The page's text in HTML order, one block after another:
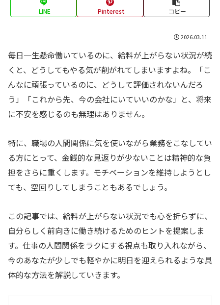
LINE Pinterest コピー
2026.03.11
毎日一生懸命働いているのに、給料が上がらない状況が続
くと、どうしてもやる気が削がれてしまいますよね。「こ
んなに頑張っているのに、どうして評価されないんだろ
う」「これから先、今の会社にいていいのかな」と、将来
に不安を感じるのも無理はありません。
特に、職場の人間関係に気を使いながら業務をこなしてい
る方にとって、金銭的な見返りが少ないことは精神的な負
担をさらに重くします。モチベーションを維持しようとし
ても、空回りしてしまうこともあるでしょう。
この記事では、給料が上がらない状況でも心を折らずに、
自分らしく前向きに働き続けるためのヒントを提案しま
す。仕事の人間関係をラクにする視点も取り入れながら、
今のあなたが少しでも軽やかに明日を迎えられるような具
体的な方法を解説していきます。